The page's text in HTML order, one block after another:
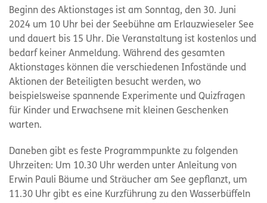
Beginn des Aktionstages ist am Sonntag, den 30. Juni
2024 um 10 Uhr bei der Seebühne am Erlauzwieseler See
und dauert bis 15 Uhr. Die Veranstaltung ist kostenlos und
bedarf keiner Anmeldung. Während des gesamten
Aktionstages können die verschiedenen Infostände und
Aktionen der Beteiligten besucht werden, wo
beispielsweise spannende Experimente und Quizfragen
für Kinder und Erwachsene mit kleinen Geschenken
warten.
Daneben gibt es feste Programmpunkte zu folgenden
Uhrzeiten: Um 10.30 Uhr werden unter Anleitung von
Erwin Pauli Bäume und Sträucher am See gepflanzt, um
11.30 Uhr gibt es eine Kurzführung zu den Wasserbüffeln